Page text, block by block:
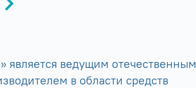
является ведущим отечественным
в области средств